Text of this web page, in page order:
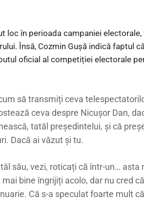
loc în perioada campaniei
Însă, Cozmin Gușă indică faptul
oficial al competiției electorale
să transmiți ceva
ceva despre Nicușor Dan,
tatăl președintelui, și că
Dacă ai văzut și tu.
său, vezi, roticați că într-un… asta
bine îngrijiți acolo, dar nu cred
Că s-a speculat foarte mult